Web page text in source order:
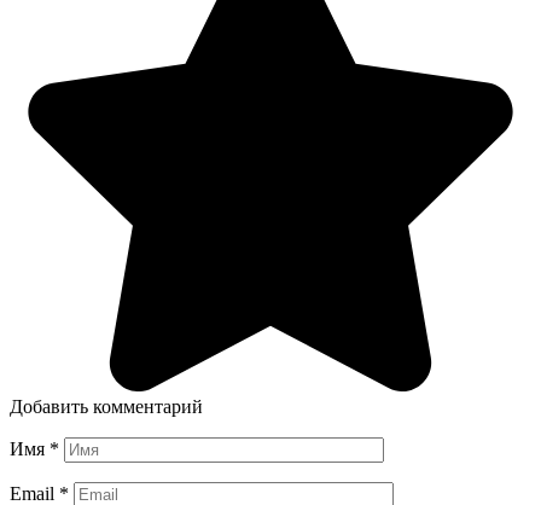
Добавить комментарий
Имя *
Email *